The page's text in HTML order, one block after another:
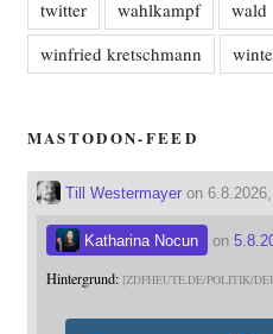
twitter
wahlkampf wald
winfried kretschmann
MASTODON-FEED
Till Westermayeron 6.8.2026,
Katharina Nocun on
Hintergrund: ZDFHEUTE.DE/POLITIK/